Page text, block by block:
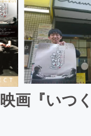
映画『いつ